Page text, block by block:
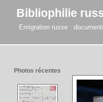
Bibliophilie
Emigration russe :
Photos récentes